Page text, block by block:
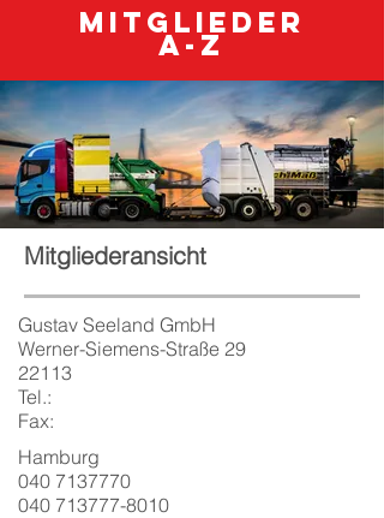
Mitglieder
A-Z
Mitgliederansicht
Gustav Seeland GmbH
Werner-Siemens-Straße 29
22113
Tel.:
Fax:
Hamburg
040 7137770
040 713777-8010